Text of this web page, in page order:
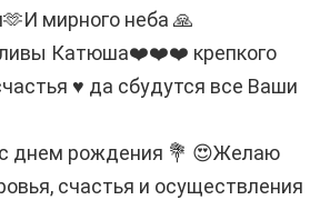
мирного неба 🙏
Катюша❤️❤️❤️ крепкого
♥️ да сбудутся все Ваши
днем ​​рождения 💐 😍Желаю
счастья и осуществления